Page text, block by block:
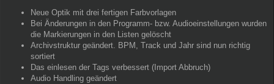
Neue Optik mit drei fertigen Farbvorlagen
Bei Änderungen in den Programm- bzw. Audioeinstellungen wurden
die Markierungen in den Listen gelöscht
Archivstruktur geändert. BPM, Track und Jahr sind nun richtig
sortiert
Das einlesen der Tags verbessert (Import Abbruch)
Audio Handling geändert